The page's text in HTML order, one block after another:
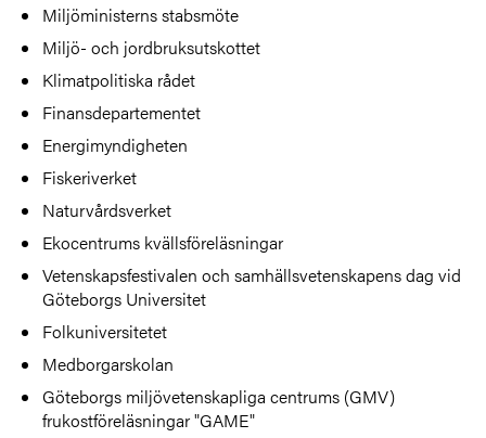
Miljöministerns stabsmöte
Miljö- och jordbruksutskottet
Klimatpolitiska rådet
Finansdepartementet
Energimyndigheten
Fiskeriverket
Naturvårdsverket
Ekocentrums kvällsföreläsningar
Vetenskapsfestivalen och samhällsvetenskapens dag vid
Göteborgs Universitet
Folkuniversitetet
Medborgarskolan
Göteborgs miljövetenskapliga centrums (GMV)
frukostföreläsningar "GAME"